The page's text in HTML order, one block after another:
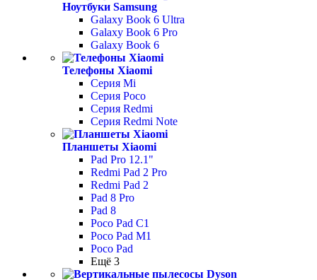
Ноутбуки Samsung
Galaxy Book 6 Ultra
Galaxy Book 6 Pro
Galaxy Book 6
Телефоны Xiaomi
Серия Mi
Серия Poco
Серия Redmi
Серия Redmi Note
Планшеты Xiaomi
Pad Pro 12.1"
Redmi Pad 2 Pro
Redmi Pad 2
Pad 8 Pro
Pad 8
Poco Pad С1
Poco Pad M1
Poco Pad
Ещё 3